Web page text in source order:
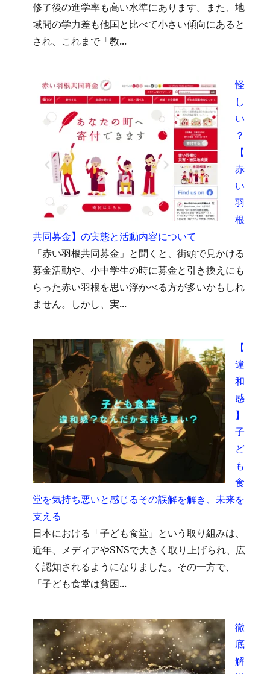
修了後の進学率も高い水準にあります。また、地
域間の学力差も他国と比べて小さい傾向にあると
され、これまで「教...
怪
し
い
？
【
赤
い
羽
根
共同募金】の実態と活動内容について
「赤い羽根共同募金」と聞くと、街頭で見かける
募金活動や、小中学生の時に募金と引き換えにも
らった赤い羽根を思い浮かべる方が多いかもしれ
ません。しかし、実...
【
違
和
感
】
子
ど
も
食
堂を気持ち悪いと感じるその誤解を解き、未来を
支える
日本における「子ども食堂」という取り組みは、
近年、メディアやSNSで大きく取り上げられ、広
く認知されるようになりました。その一方で、
「子ども食堂は貧困...
徹
底
解